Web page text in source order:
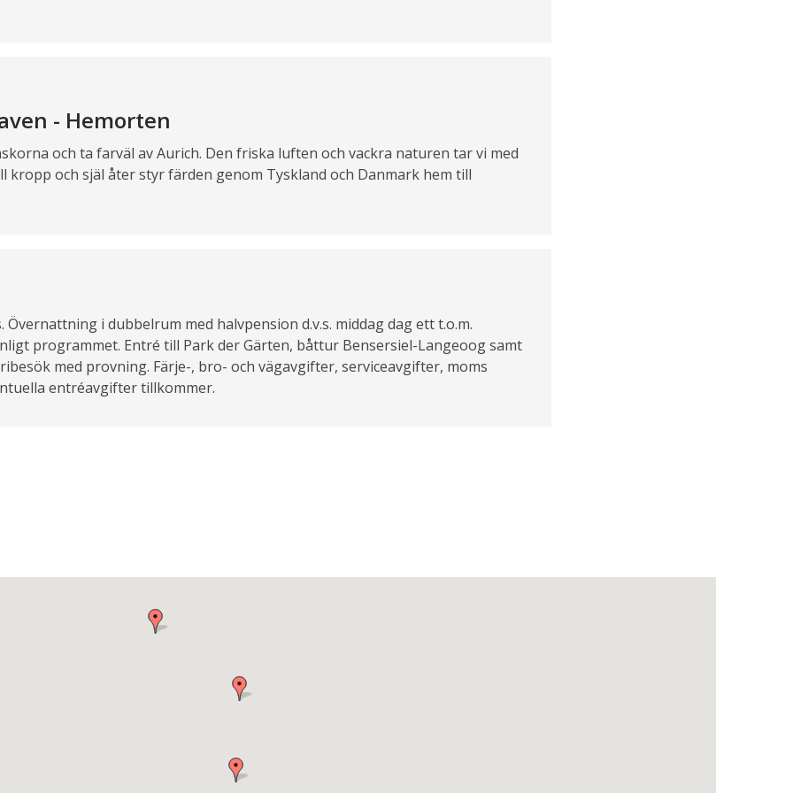
- Hemorten
och ta farväl av Aurich. Den friska luften och vackra naturen tar vi med
kropp och själ åter styr färden genom Tyskland och Danmark hem till
i dubbelrum med halvpension d.v.s. middag dag ett t.o.m.
programmet. Entré till Park der Gärten, båttur Bensersiel-Langeoog samt
med provning. Färje-, bro- och vägavgifter, serviceavgifter, moms
entréavgifter tillkommer.